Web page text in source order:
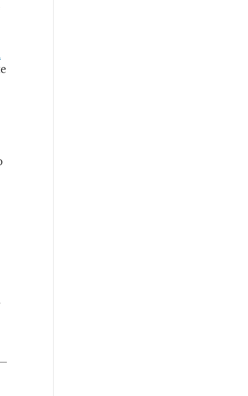
El País Brasil en Twitter
El País Brasil en Instagram
El País Brasil en Facebook